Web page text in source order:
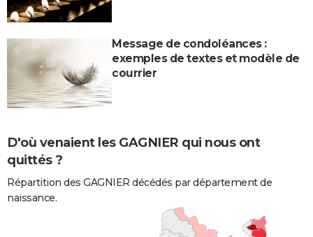
Message de condoléances :
exemples de textes et modèle de
courrier
D'où venaient les GAGNIER qui nous ont
quittés ?
Répartition des GAGNIER décédés par département de
naissance.